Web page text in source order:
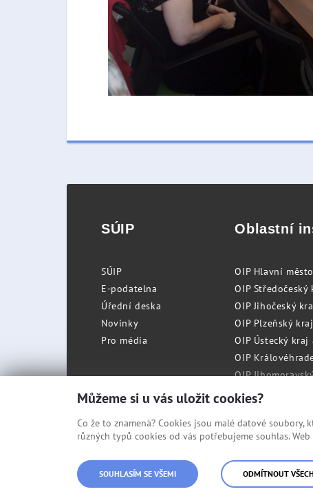
SÚIP
SÚIP
E-podatelna
Úřední deska
Novinky
Pro média
Oblastní
OIP Hlavní
OIP Středočeský
OIP Jihočeský
OIP Plzeňský
OIP Ústecký
OIP
OIP
OIP
© Státní úřad inspekce práce
Můžeme si u vás uložit cookies?
Co že to znamená? Cookies jsou malé datové
různých typů cookies od vás potřebujeme souhlas.
SOUHLASÍM SE VŠEMI ODMÍTNOUT